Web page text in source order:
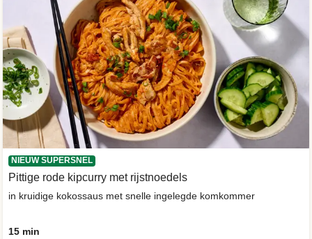
NIEUW SUPERSNEL
Pittige rode kipcurry met rijstnoedels
in kruidige kokossaus met snelle ingelegde komkommer
15 min